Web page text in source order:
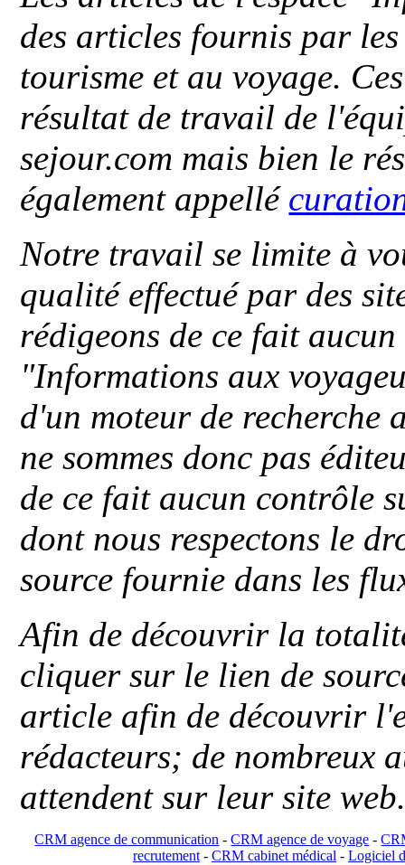
des articles fournis par
tourisme et au voyage.
résultat de travail de
sejour.com mais bien le
également appellé
Notre travail se limite à
qualité effectué par des
rédigeons de ce fait
"Informations aux
d'un moteur de recherche
ne sommes donc pas
de ce fait aucun contrôle
dont nous respectons le
source fournie dans les
Afin de découvrir la
cliquer sur le lien de
article afin de découvrir
rédacteurs; de nombreux
attendent sur leur site
CRM agence de communication -CRM agence de voyage -
recrutement- CRM cabinet médical- Logiciel